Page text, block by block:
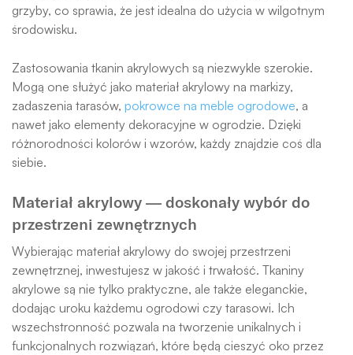
grzyby, co sprawia, że jest idealna do użycia w wilgotnym
środowisku.
Zastosowania tkanin akrylowych są niezwykle szerokie.
Mogą one służyć jako materiał akrylowy na markizy,
zadaszenia tarasów, pokrowce na meble ogrodowe, a
nawet jako elementy dekoracyjne w ogrodzie. Dzięki
różnorodności kolorów i wzorów, każdy znajdzie coś dla
siebie.
Materiał akrylowy — doskonały wybór do
przestrzeni zewnętrznych
Wybierając materiał akrylowy do swojej przestrzeni
zewnętrznej, inwestujesz w jakość i trwałość. Tkaniny
akrylowe są nie tylko praktyczne, ale także eleganckie,
dodając uroku każdemu ogrodowi czy tarasowi. Ich
wszechstronność pozwala na tworzenie unikalnych i
funkcjonalnych rozwiązań, które będą cieszyć oko przez